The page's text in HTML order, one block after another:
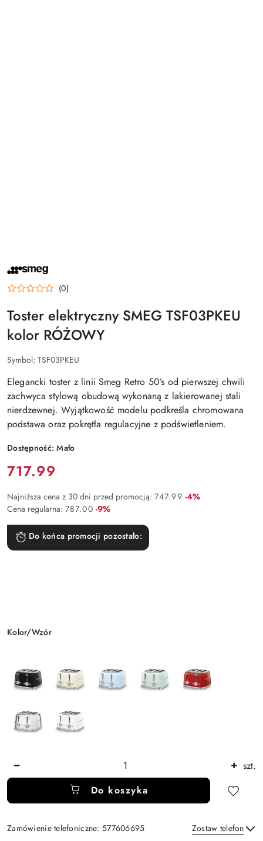
NAZWA
PRODUCENTA:
SMEG (0)
Toster elektryczny SMEG TSF03PKEU
kolor RÓŻOWY
Symbol: TSF03PKEU
Elegancki toster z linii Smeg Retro 50’s od pierwszej chwili
zachwyca stylową obudową wykonaną z lakierowanej stali
nierdzewnej. Wyjątkowość modelu podkreśla chromowana
podstawa oraz pokrętła regulacyjne z podświetleniem.
Dostępność:Mało
Cena:
717.99
Najniższa cena z 30 dni przed promocją: 747.99 Rabat:
-4%
Cena regularna: 787.00 Rabat:
-9%
Do końca promocji pozostało:
Wariant
Kolor/Wzór
szt.
Do koszyka
Zamówienie telefoniczne: 577606695 Zostaw telefon